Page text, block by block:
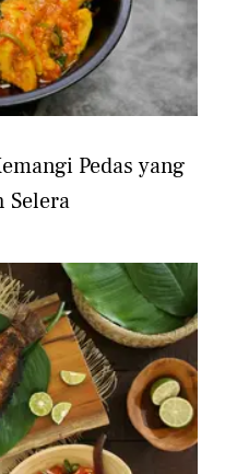
Pedas yang
Selera